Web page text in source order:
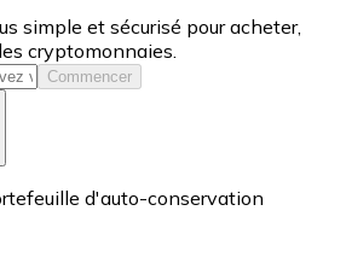
simple et sécurisé pour acheter,
cryptomonnaies.
Commencer
d'auto-conservation